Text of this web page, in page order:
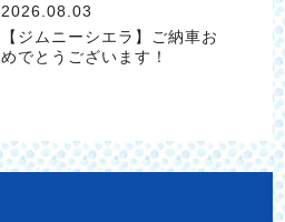
2026.08.03
【ジムニーシエラ】ご納車お
めでとうございます！